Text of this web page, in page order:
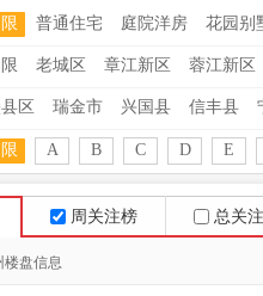
普通住宅 庭院洋房 花园别
老城区 章江新区 蓉江新区
区 瑞金市 兴国县 信丰县
A B C D E
周关注榜 总关
楼盘信息